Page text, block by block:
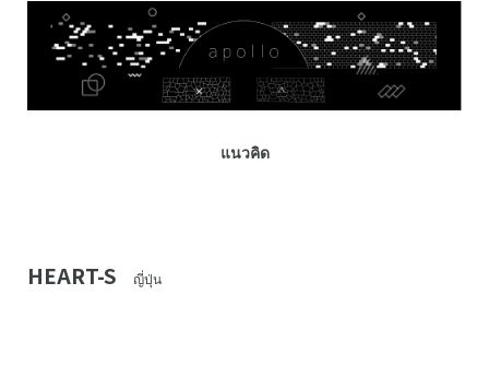
แนวคิด
HEART-S ญี่ปุ่น